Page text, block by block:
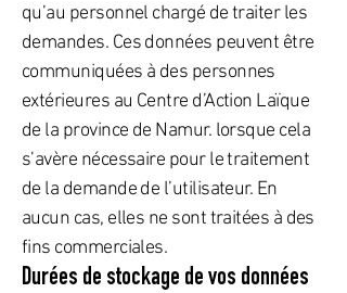
qu’au personnel chargé de traiter les
demandes. Ces données peuvent être
communiquées à des personnes
extérieures au Centre d’Action Laïque
de la province de Namur. lorsque cela
s’avère nécessaire pour le traitement
de la demande de l’utilisateur. En
aucun cas, elles ne sont traitées à des
fins commerciales.
Durées de stockage de vos données